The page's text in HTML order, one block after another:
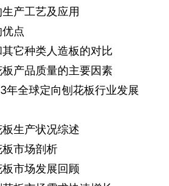
产工艺及应用
点
它种类人造板的对比
产品质量的主要因素
年全球定向刨花板行业发展
生产状况综述
市场剖析
市场发展回顾